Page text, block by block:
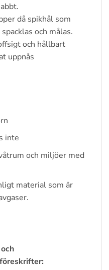
då spikhål som
och målas.
och hållbart
uppnås
inte
och miljöer med
material som är